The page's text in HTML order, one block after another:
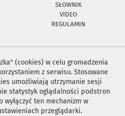
SŁOWNIK
VIDEO
REGULAMIN
(cookies) w celu gromadzenia
z serwisu. Stosowane
umożliwiają utrzymanie sesji
statystyk oglądalności podstron
wyłączyć ten mechanizm w
przeglądarki.